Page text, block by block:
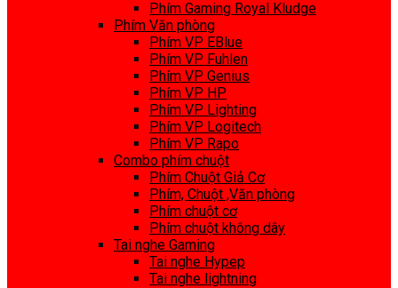
Phím Gaming Royal Kludge
Phím Văn phòng
Phím VP EBlue
Phím VP Fuhlen
Phím VP Genius
Phím VP HP
Phím VP Lighting
Phím VP Logitech
Phím VP Rapo
Combo phím chuột
Phím Chuột Giả Cơ
Phím, Chuột ,Văn phòng
Phím chuột cơ
Phím chuột không dây
Tai nghe Gaming
Tai nghe Hypep
Tai nghe lightning